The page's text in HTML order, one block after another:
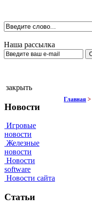
Наша рассылка
закрыть
Новости
Игровые
новости
Железные
новости
Новости
software
Новости сайта
Статьи
Главная >